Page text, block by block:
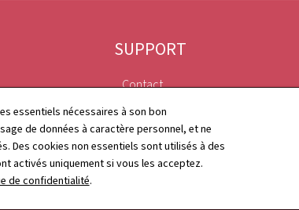
essentiels nécessaires à son bon
de données à caractère personnel, et ne
Des cookies non essentiels sont utilisés à des
activés uniquement si vous les acceptez.
de confidentialité.
SUPPORT
Contact
Plan du site
À propos du site